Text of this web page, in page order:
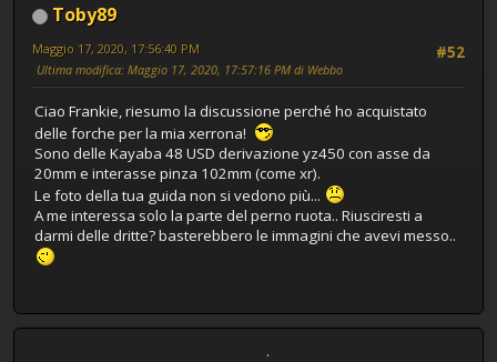
Toby89
#52
Maggio 17, 2020, 17:56:40 PM
Ultima modifica: Maggio 17, 2020, 17:57:16 PM di Webbo
Ciao Frankie, riesumo la discussione perché ho acquistato
delle forche per la mia xerrona!
Sono delle Kayaba 48 USD derivazione yz450 con asse da
20mm e interasse pinza 102mm (come xr).
Le foto della tua guida non si vedono più...
A me interessa solo la parte del perno ruota.. Riusciresti a
darmi delle dritte? basterebbero le immagini che avevi messo..